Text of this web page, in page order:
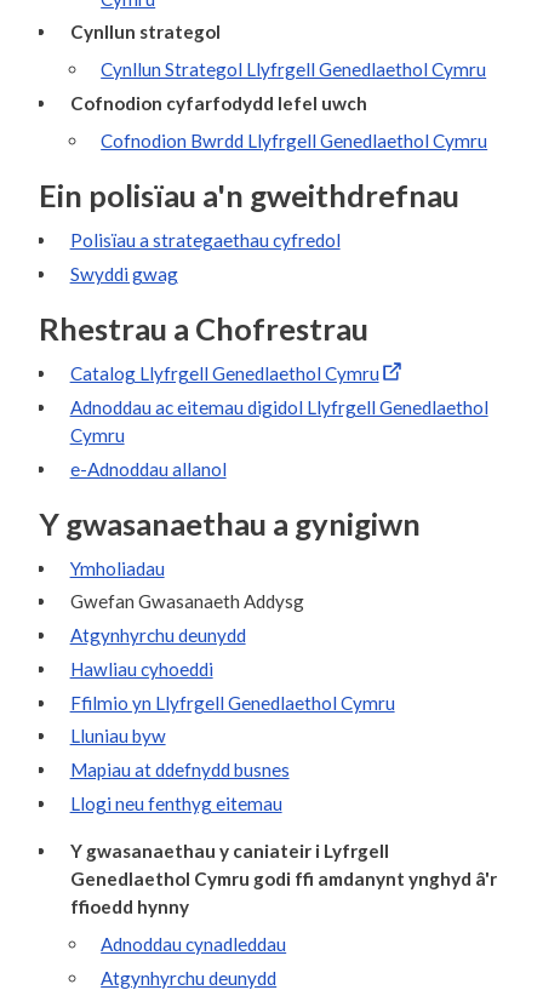
Cynllun strategol
Cynllun Strategol Llyfrgell Genedlaethol Cymru
Cofnodion cyfarfodydd lefel uwch
Cofnodion Bwrdd Llyfrgell Genedlaethol Cymru
Ein polisïau a'n gweithdrefnau
Polisïau a strategaethau cyfredol
Swyddi gwag
Rhestrau a Chofrestrau
Catalog Llyfrgell Genedlaethol Cymru
Adnoddau ac eitemau digidol Llyfrgell Genedlaethol
Cymru
e-Adnoddau allanol
Y gwasanaethau a gynigiwn
Ymholiadau
Gwefan Gwasanaeth Addysg
Atgynhyrchu deunydd
Hawliau cyhoeddi
Ffilmio yn Llyfrgell Genedlaethol Cymru
Lluniau byw
Mapiau at ddefnydd busnes
Llogi neu fenthyg eitemau
Y gwasanaethau y caniateir i Lyfrgell
Genedlaethol Cymru godi ffi amdanynt ynghyd â'r
ffioedd hynny
Adnoddau cynadleddau
Atgynhyrchu deunydd